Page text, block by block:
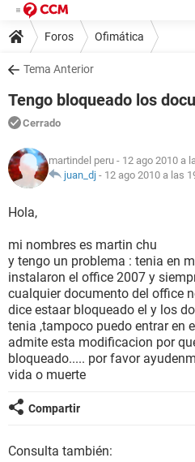
Foros Ofimática
Tema Anterior
Tengo bloqueado los
Cerrado
martindel peru - 12 ago 2010 a
juan_dj - 12 ago 2010 a las
Hola,
mi nombres es martin chu
y tengo un problema : tenia en
instalaron el office 2007 y
cualquier documento del office
dice estaar bloqueado el y los
tenia ,tampoco puedo entrar en
admite esta modificacion por
bloqueado..... por favor
vida o muerte
Compartir
Consulta también: